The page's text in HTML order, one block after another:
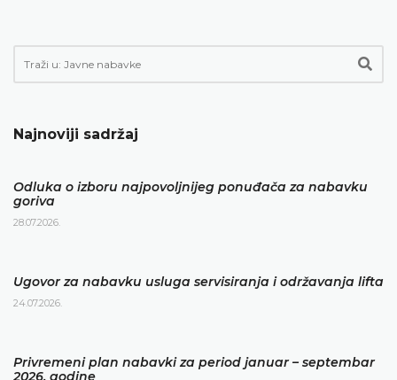
Najnoviji sadržaj
Odluka o izboru najpovoljnijeg ponuđača za nabavku
goriva
28.07.2026.
Ugovor za nabavku usluga servisiranja i održavanja lifta
24.07.2026.
Privremeni plan nabavki za period januar – septembar
2026. godine